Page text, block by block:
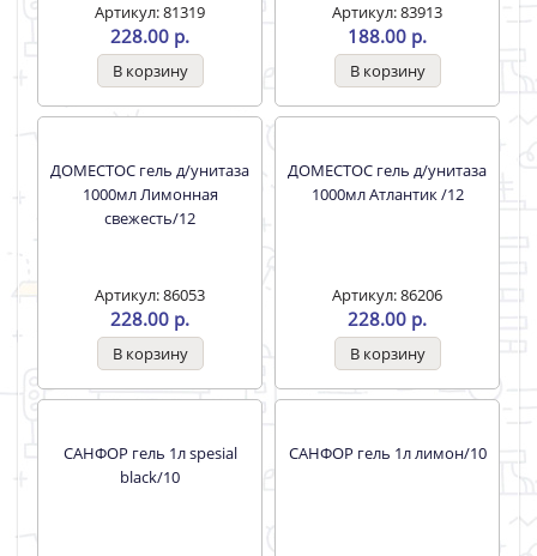
Артикул: 81319
228.00 р.
Артикул: 83913
188.00 р.
ДОМЕСТОС гель д/унитаза
1000мл Лимонная
свежесть/12
Артикул: 86053
228.00 р.
ДОМЕСТОС гель д/унитаза
1000мл Атлантик /12
Артикул: 86206
228.00 р.
САНФОР гель 1л spesial
black/10
САНФОР гель 1л лимон/10